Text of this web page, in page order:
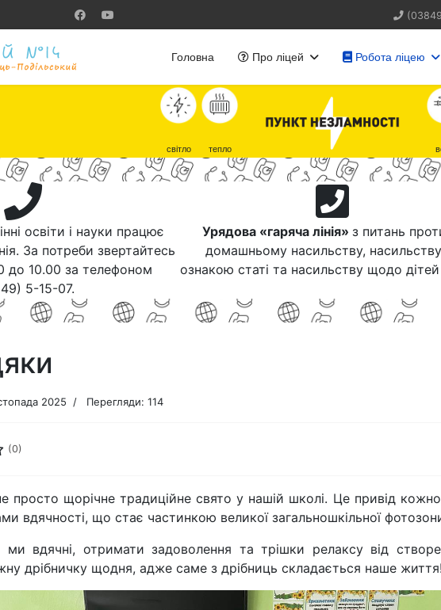
Головна Про ліцей Робота ліцею
світло тепло
освіти і науки працює
За потреби звертайтесь
до 10.00 за телефоном
5-15-07.
Урядова «гаряча лінія» з питань
домашньому насильству,
ознакою статі та насильству щодо дітей
2025 Перегляди: 114
(0)
щорічне традиційне свято у нашій школі. Це привід
вдячності, що стає частинкою великої загальношкільної
вдячні, отримати задоволення та трішки релаксу від
дрібничку щодня, адже саме з дрібниць складається наше життя!